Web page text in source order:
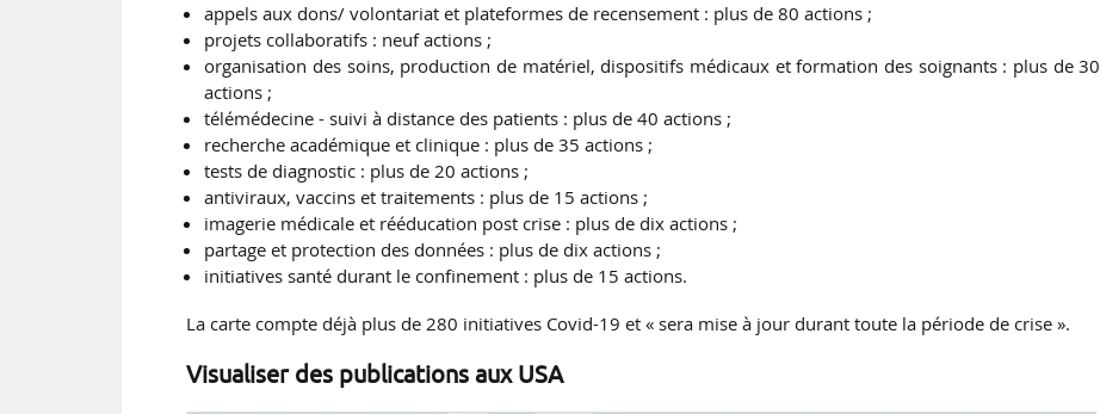
appels aux dons/ volontariat et plateformes de recensement : plus de 80 actions ;
projets collaboratifs : neuf actions ;
organisation des soins, production de matériel, dispositifs médicaux et formation des soignants : plus de 30
actions ;
télémédecine - suivi à distance des patients : plus de 40 actions ;
recherche académique et clinique : plus de 35 actions ;
tests de diagnostic : plus de 20 actions ;
antiviraux, vaccins et traitements : plus de 15 actions ;
imagerie médicale et rééducation post crise : plus de dix actions ;
partage et protection des données : plus de dix actions ;
initiatives santé durant le confinement : plus de 15 actions.
La carte compte déjà plus de 280 initiatives Covid-19 et « sera mise à jour durant toute la période de crise ».
Visualiser des publications aux USA